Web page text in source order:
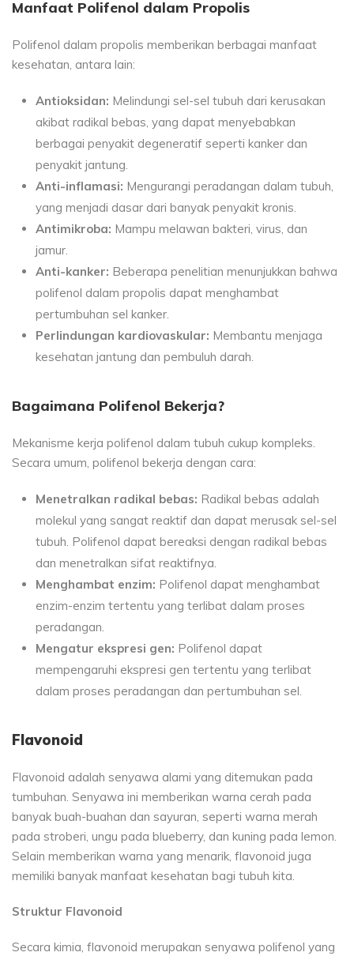
Manfaat Polifenol dalam Propolis
Polifenol dalam propolis memberikan berbagai manfaat
kesehatan, antara lain:
Antioksidan: Melindungi sel-sel tubuh dari kerusakan
akibat radikal bebas, yang dapat menyebabkan
berbagai penyakit degeneratif seperti kanker dan
penyakit jantung.
Anti-inflamasi: Mengurangi peradangan dalam tubuh,
yang menjadi dasar dari banyak penyakit kronis.
Antimikroba: Mampu melawan bakteri, virus, dan
jamur.
Anti-kanker: Beberapa penelitian menunjukkan bahwa
polifenol dalam propolis dapat menghambat
pertumbuhan sel kanker.
Perlindungan kardiovaskular: Membantu menjaga
kesehatan jantung dan pembuluh darah.
Bagaimana Polifenol Bekerja?
Mekanisme kerja polifenol dalam tubuh cukup kompleks.
Secara umum, polifenol bekerja dengan cara:
Menetralkan radikal bebas: Radikal bebas adalah
molekul yang sangat reaktif dan dapat merusak sel-sel
tubuh. Polifenol dapat bereaksi dengan radikal bebas
dan menetralkan sifat reaktifnya.
Menghambat enzim: Polifenol dapat menghambat
enzim-enzim tertentu yang terlibat dalam proses
peradangan.
Mengatur ekspresi gen: Polifenol dapat
mempengaruhi ekspresi gen tertentu yang terlibat
dalam proses peradangan dan pertumbuhan sel.
Flavonoid
Flavonoid adalah senyawa alami yang ditemukan pada
tumbuhan. Senyawa ini memberikan warna cerah pada
banyak buah-buahan dan sayuran, seperti warna merah
pada stroberi, ungu pada blueberry, dan kuning pada lemon.
Selain memberikan warna yang menarik, flavonoid juga
memiliki banyak manfaat kesehatan bagi tubuh kita.
Struktur Flavonoid
Secara kimia, flavonoid merupakan senyawa polifenol yang